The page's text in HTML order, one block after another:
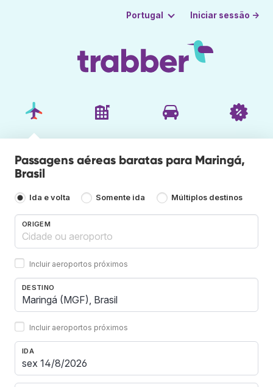
Portugal Iniciar sessão →
Passagens aéreas baratas para Maringá,
Brasil
Ida e volta Somente ida Múltiplos destinos
ORIGEM
Incluir aeroportos próximos
DESTINO
Incluir aeroportos próximos
IDA